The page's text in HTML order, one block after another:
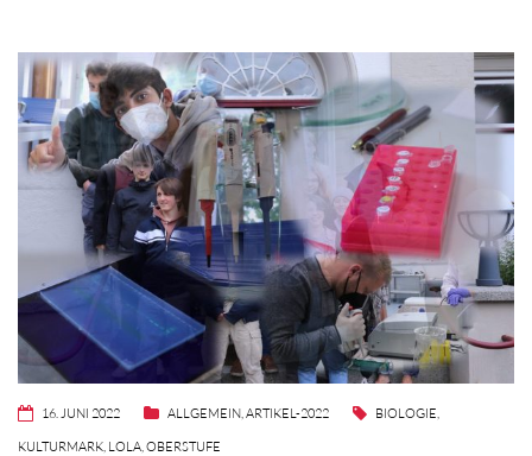
16. JUNI 2022 ALLGEMEIN ARTIKEL-2022 BIOLOGIE
KULTURMARK LOLA OBERSTUFE